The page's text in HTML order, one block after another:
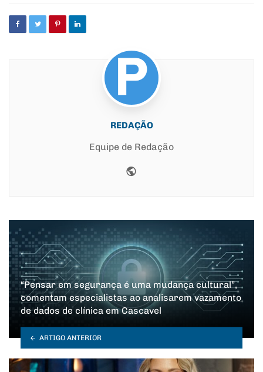
REDAÇÃO
Equipe de Redação
“Pensar em segurança é uma mudança cultural”,
comentam especialistas ao analisarem vazamento
de dados de clínica em Cascavel
ARTIGO ANTERIOR